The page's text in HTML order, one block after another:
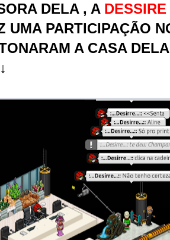
DELA , A DESSIRE
UMA PARTICIPAÇÃO
A CASA